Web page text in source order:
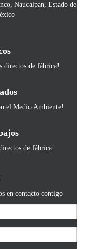
Naucalpan, Estado de
directos de fábrica!
el Medio Ambiente!
de fábrica.
en contacto contigo